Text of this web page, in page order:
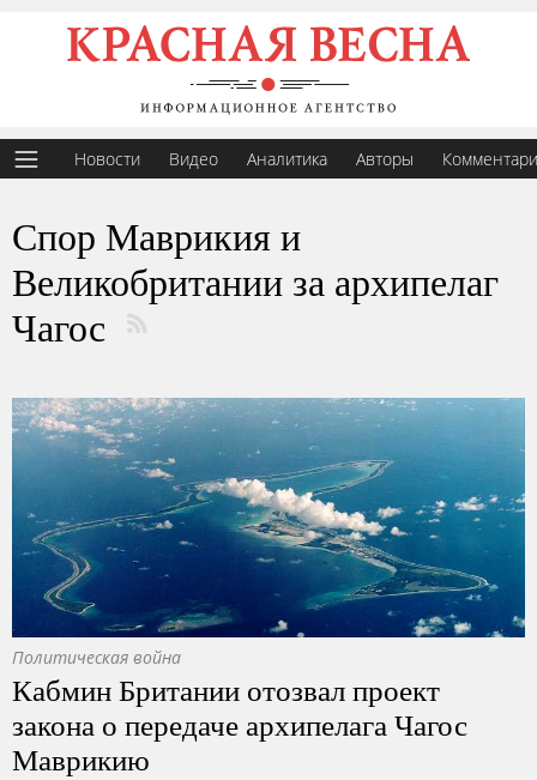
Новости Видео Аналитика Авторы
Спор Маврикия и
Великобритании за архипелаг
Чагос
Политическая война
Кабмин Британии отозвал проект
закона о передаче архипелага Чагос
Маврикию